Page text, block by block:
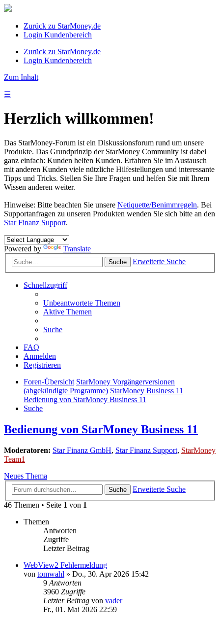
Zurück zu StarMoney.de
Login Kundenbereich
Zurück zu StarMoney.de
Login Kundenbereich
Zum Inhalt
☰
Herzlich willkommen!
Das StarMoney-Forum ist ein Diskussionsforum rund um unsere
Produkte. Das Grundprinzip der StarMoney Community ist dabei
ganz einfach: Kunden helfen Kunden. Erfahren Sie im Austausch
mit anderen Kunden viele nützliche Hilfestellungen und interessante
Tipps und Tricks. Stellen Sie Ihre Fragen und helfen Sie mit Ihrem
Wissen anderen weiter.
Hinweise: Bitte beachten Sie unsere Netiquette/Benimmregeln. Bei
Supportanfragen zu unseren Produkten wenden Sie sich bitte an den
Star Finanz Support.
Powered by Translate
Suche Erweiterte Suche
Schnellzugriff
Unbeantwortete Themen
Aktive Themen
Suche
FAQ
Anmelden
Registrieren
Foren-Übersicht StarMoney Vorgängerversionen
(abgekündigte Programme) StarMoney Business 11
Bedienung von StarMoney Business 11
Suche
Bedienung von StarMoney Business 11
Moderatoren: Star Finanz GmbH, Star Finanz Support, StarMoney
Team1
Neues Thema
Suche
Erweiterte Suche
46 Themen • Seite 1 von 1
Themen
Antworten
Zugriffe
Letzter Beitrag
WebView2 Fehlermeldung
von tomwahl » Do., 30. Apr 2026 15:42
9 Antworten
3960 Zugriffe
Letzter Beitrag von vader
Fr., 01. Mai 2026 22:59